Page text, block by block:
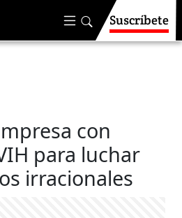
Suscríbete
con
para luchar
irracionales